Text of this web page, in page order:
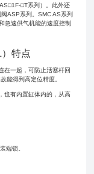
□T系列）。此外还
ASP系列。SMC AS系列
急速供气机能的速度控制
特点
在一起，可防止活塞杆回
能得到高定位精度。
也有内置缸体内的，从高
端锁。